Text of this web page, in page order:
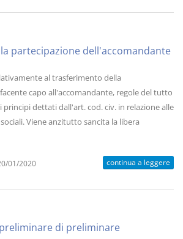
partecipazione dell'accomandante
al trasferimento della
capo all'accomandante, regole del tutto
principi dettati dall'art. cod. civ. in relazione alle
Viene anzitutto sancita la libera
01/2020 continua a leggere
di preliminare